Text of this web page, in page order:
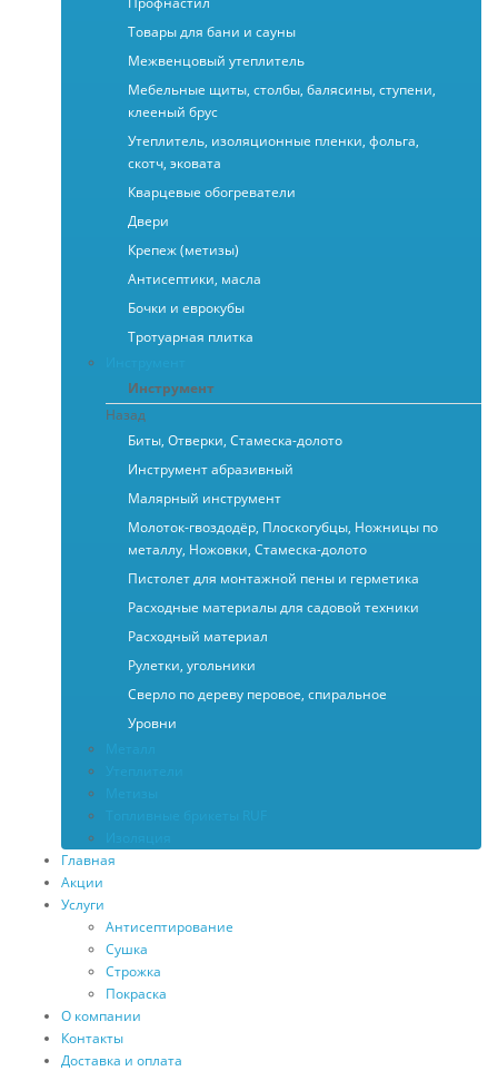
Товары для бани и сауны
Межвенцовый утеплитель
Мебельные щиты, столбы, балясины, ступени,
клееный брус
Утеплитель, изоляционные пленки, фольга,
скотч, эковата
Кварцевые обогреватели
Двери
Крепеж (метизы)
Антисептики, масла
Бочки и еврокубы
Тротуарная плитка
Инструмент
Назад
Биты, Отверки, Стамеска-долото
Инструмент абразивный
Малярный инструмент
Молоток-гвоздодёр, Плоскогубцы, Ножницы по
металлу, Ножовки, Стамеска-долото
Пистолет для монтажной пены и герметика
Расходные материалы для садовой техники
Расходный материал
Рулетки, угольники
Сверло по дереву перовое, спиральное
Уровни
Главная
Акции
Услуги
Антисептирование
Сушка
Строжка
Покраска
О компании
Контакты
Доставка и оплата